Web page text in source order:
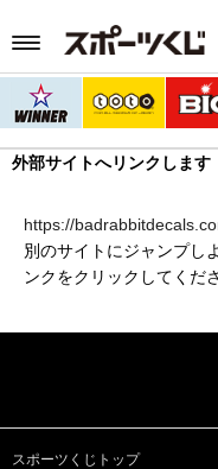
外部サイトへリンクします
https://
別のサイトにジャンプし
ンクをクリックしてくだ
スポーツくじトップ